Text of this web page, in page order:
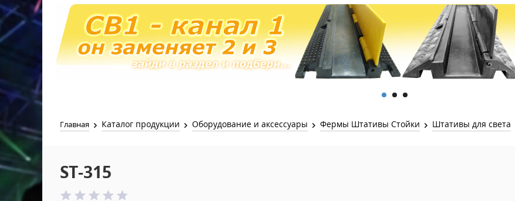
Распродажа
Лампы Винтаж Ретро Декор
Лампы галогенные 6-120 V
Лампы студийные 110-240 V
Лампы-фары PAR
Лампы для бассейна
Лампы газоразрядные
Распродажа
Перчатки
Сумки и подсумки
Распродажа
Световое оборудование
Аксессуары для света
Звук и Видео
Распродажа
2х канальные модули
Главная Каталог продукции Оборудование и аксессуары Фермы Штативы Стойки Штативы для света
ST-315